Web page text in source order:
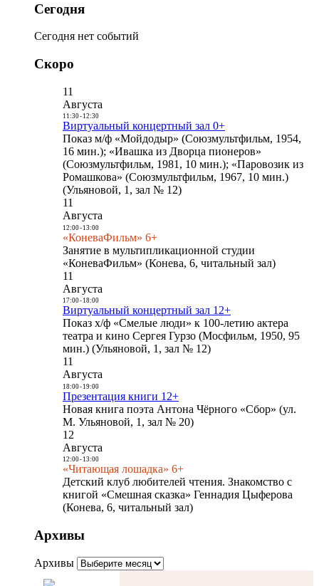
Сегодня
Сегодня нет событий
Скоро
11
Августа
11:30- 12:30
Виртуальный концертный зал 0+
Показ м/ф «Мойдодыр» (Союзмультфильм, 1954,
16 мин.); «Ивашка из Дворца пионеров»
(Союзмультфильм, 1981, 10 мин.); «Паровозик из
Ромашкова» (Союзмультфильм, 1967, 10 мин.)
(Ульяновой, 1, зал № 12)
11
Августа
12:00- 13:00
«КоневаФильм» 6+
Занятие в мультипликационной студии
«КоневаФильм» (Конева, 6, читальный зал)
11
Августа
17:00- 18:00
Виртуальный концертный зал 12+
Показ х/ф «Смелые люди» к 100-летию актера
театра и кино Сергея Гурзо (Мосфильм, 1950, 95
мин.) (Ульяновой, 1, зал № 12)
11
Августа
18:00- 19:00
Презентация книги 12+
Новая книга поэта Антона Чёрного «Сбор» (ул.
М. Ульяновой, 1, зал № 20)
12
Августа
12:00- 13:00
«Читающая лошадка» 6+
Детский клуб любителей чтения. Знакомство с
книгой «Смешная сказка» Геннадия Цыферова
(Конева, 6, читальный зал)
Архивы
Архивы